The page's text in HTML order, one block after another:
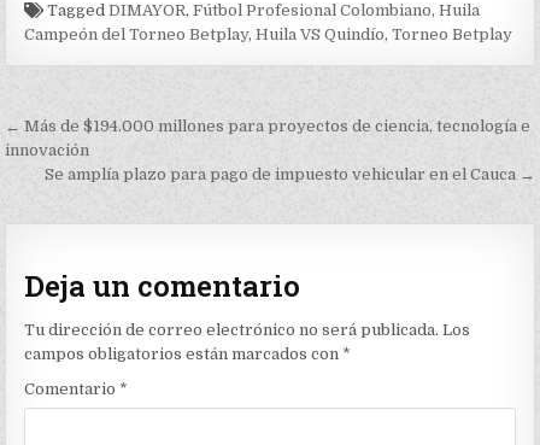
TaggedDIMAYOR,Fútbol Profesional Colombiano,Huila
Campeón del Torneo Betplay,Huila VS Quindío,Torneo Betplay
Navegación
de
entradas
← Más de $194.000 millones para proyectos de ciencia, tecnología e
innovación
Se amplía plazo para pago de impuesto vehicular en el Cauca →
Deja un comentario
Tu dirección de correo electrónico no será publicada. Los
campos obligatorios están marcados con *
Comentario *